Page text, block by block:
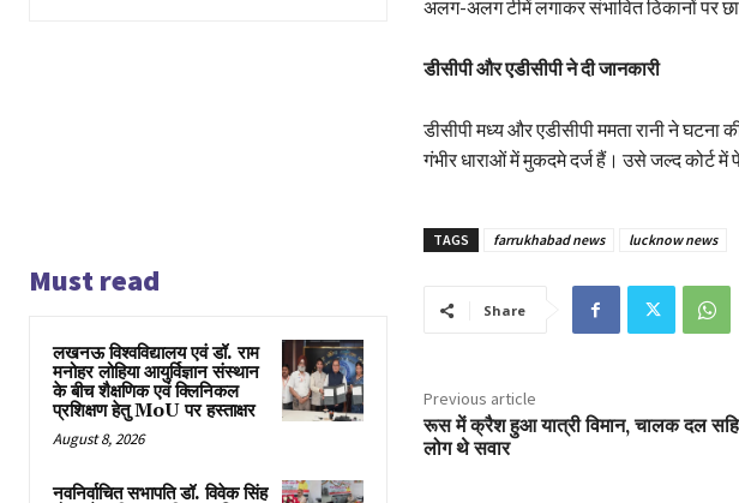
अलग-अलग टीमें लगाकर संभावित ठिकानों पर
डीसीपी और एडीसीपी ने दी जानकारी
डीसीपी मध्य और एडीसीपी ममता रानी ने
गंभीर धाराओं में मुकदमे दर्ज हैं। उसे जल्द कोर्ट
TAGS farrukhabad news lucknow news
Must read
लखनऊ विश्वविद्यालय एवं डॉ. राम
मनोहर लोहिया आयुर्विज्ञान संस्थान
के बीच शैक्षणिक एवं क्लिनिकल
प्रशिक्षण हेतु MoU पर हस्ताक्षर
August 8, 2026
नवनिर्वाचित सभापति डॉ. विवेक सिंह
Share
Previous article
रूस में क्रैश हुआ यात्री विमान, चालक दल
लोग थे सवार